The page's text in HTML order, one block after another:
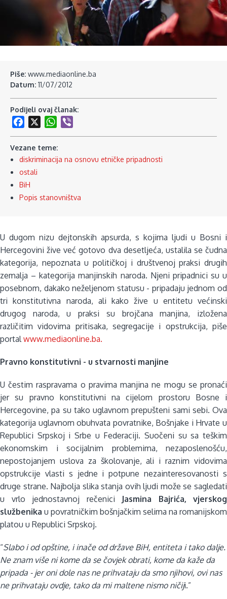
Piše: www.mediaonline.ba
Datum: 11/07/2012
Podijeli ovaj članak:
Facebook
WhatsApp
Vezane teme:
diskriminacija na osnovu etničke pripadnosti
ostali
BiH
Popis stanovništva
U dugom nizu dejtonskih apsurda, s kojima ljudi u Bosni i
Hercegovini žive već gotovo dva desetljeća, ustalila se čudna
kategorija, nepoznata u političkoj i društvenoj praksi drugih
zemalja – kategorija manjinskih naroda. Njeni pripadnici su u
posebnom, dakako neželjenom statusu - pripadaju jednom od
tri konstitutivna naroda, ali kako žive u entitetu većinski
drugog naroda, u praksi su brojčana manjina, izložena
različitim vidovima pritisaka, segregacije i opstrukcija, piše
portal www.mediaonline.ba.
Pravno konstitutivni - u stvarnosti manjine
U čestim raspravama o pravima manjina ne mogu se pronaći
jer su pravno konstitutivni na cijelom prostoru Bosne i
Hercegovine, pa su tako uglavnom prepušteni sami sebi. Ova
kategorija uglavnom obuhvata povratnike, Bošnjake i Hrvate u
Republici Srpskoj i Srbe u Federaciji. Suočeni su sa teškim
ekonomskim i socijalnim problemima, nezaposlenošću,
nepostojanjem uslova za školovanje, ali i raznim vidovima
opstrukcije vlasti s jedne i potpune nezainteresovanosti s
druge strane. Najbolja slika stanja ovih ljudi može se sagledati
u vrlo jednostavnoj rečenici Jasmina Bajrića, vjerskog
službenika u povratničkim bošnjačkim selima na romanijskom
platou u Republici Srpskoj.
“Slabo i od opštine, i inače od države BiH, entiteta i tako dalje.
Ne znam više ni kome da se čovjek obrati, kome da kaže da
pripada - jer oni dole nas ne prihvataju da smo njihovi, ovi nas
ne prihvataju ovdje, tako da mi maltene nismo ničiji.”